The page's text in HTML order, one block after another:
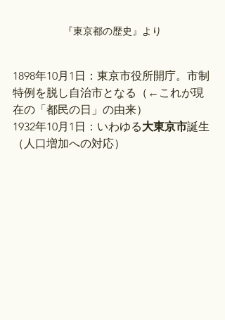
『東京都の歴史』より
1898年10月1日：東京市役所開庁。市制
特例を脱し自治市となる（←これが現
在の「都民の日」の由来）
1932年10月1日：いわゆる大東京市誕生
（人口増加への対応）